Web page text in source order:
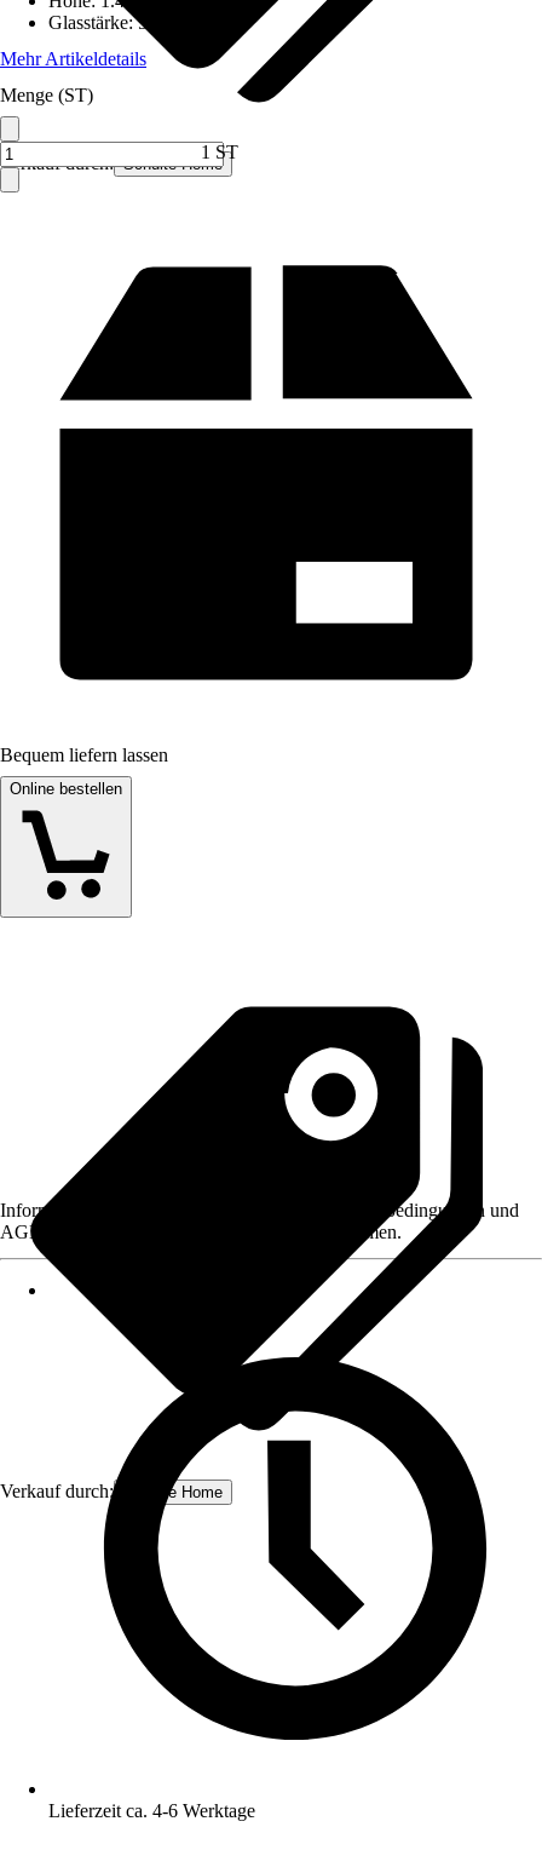
Verkauf durch: Schulte Home
Glasstärke:5 mm
Mehr Artikeldetails
Menge (ST)
1 ST
Bequem liefern lassen
Online bestellen
Verkauf durch: Schulte Home
Informationen des Verkäufers, wie z. B. Rückgabebedingungen und
AGB, finden Sie bei Klick auf den Verkäufernamen.
Lieferzeit ca. 4-6 Werktage